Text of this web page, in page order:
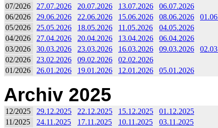
07/2026
27.07.2026 20.07.2026 13.07.2026
06.07.2026
06/2026
29.06.2026 22.06.2026 15.06.2026 08.06.2026
05/2026
25.05.2026 18.05.2026 11.05.2026
04.05.2026
04/2026
27.04.2026 20.04.2026 13.04.2026
06.04.2026
03/2026
30.03.2026 23.03.2026 16.03.2026 09.03.2026
02/2026
23.02.2026 09.02.2026
02.02.2026
01/2026
26.01.2026 19.01.2026 12.01.2026 05.01.2026
Archiv 2025
12/2025 29.12.2025 22.12.2025 15.12.2025
01.12.2025
11/2025
24.11.2025 17.11.2025 10.11.2025
03.11.2025